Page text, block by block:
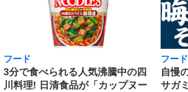
フード
3分で食べられる人気沸騰中の四
川料理! 日清食品が「カップヌー
フード
自慢
サガ